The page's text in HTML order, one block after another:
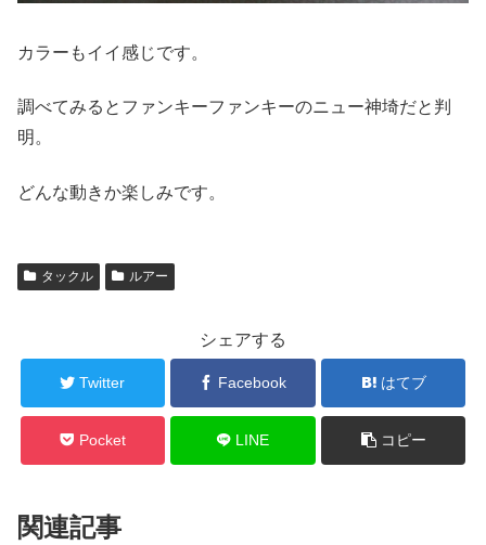
カラーもイイ感じです。
調べてみるとファンキーファンキーのニュー神埼だと判
明。
どんな動きか楽しみです。
タックル ルアー
シェアする
Twitter Facebook はてブ
Pocket LINE コピー
関連記事